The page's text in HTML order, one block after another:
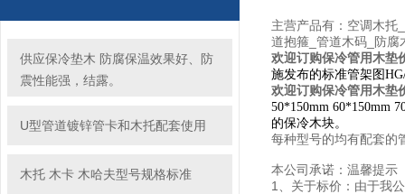
供应保冷垫木 防腐保温效果好、防
震性能强，结露。
U型管道镀锌管卡和木托配套使用
木托 木卡 木哈夫型号规格标准
主营产品有：空调木托
道抱箍_管道木码_防腐
欢迎订购保冷管用木垫
施发布的标准管架图
欢迎订购保冷管用木垫
50*150mm 60*150mm
的保冷木块。
每种型号的均有配套的
本公司承诺：温馨提示
1、关于标价：由于我